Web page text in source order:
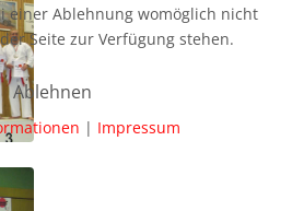
einer Ablehnung womöglich nicht
Seite zur Verfügung stehen.
Ablehnen
| Impressum